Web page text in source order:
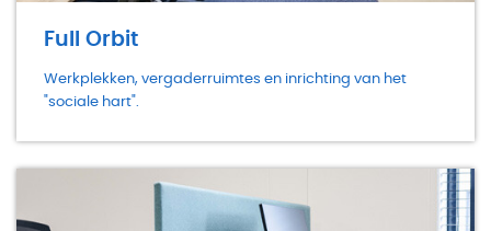
Full Orbit
Werkplekken, vergaderruimtes en inrichting van het
"sociale hart".